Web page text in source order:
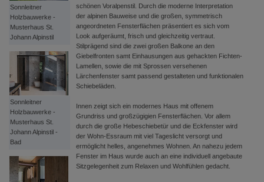
Sonnleitner
Holzbauwerke -
Musterhaus St.
Johann Alpinstil
Sonnleitner
Holzbauwerke -
Musterhaus St.
Johann Alpinstil -
Bad
schönen Voralpenstil. Durch die moderne Interpretation
der alpinen Bauweise und die großen, symmetrisch
angeordneten Fensterflächen präsentiert es sich vom
Look aufgeräumt, frisch und gleichzeitig vertraut.
Stilprägend sind die zwei großen Balkone an den
Giebelfronten samt Einhausungen aus gehackten Fichten-
Lamellen, sowie die mit Sprossen versehenen
Lärchenfenster samt passend gestalteten und funktionalen
Schiebeläden.
Innen zeigt sich ein modernes Haus mit offenem
Grundriss und großzügigien Fensterflächen. Vor allem
durch die große Hebeschiebetür und die Eckfenster wird
der Wohn-Essraum mit viel Tageslicht versorgt und
ermöglicht helles, angenehmes Wohnen. An nahezu jedem
Fenster im Haus wurde auch an eine individuell angebaute
Sitzgelegenheit zum Relaxen und Wohlfühlen gedacht.